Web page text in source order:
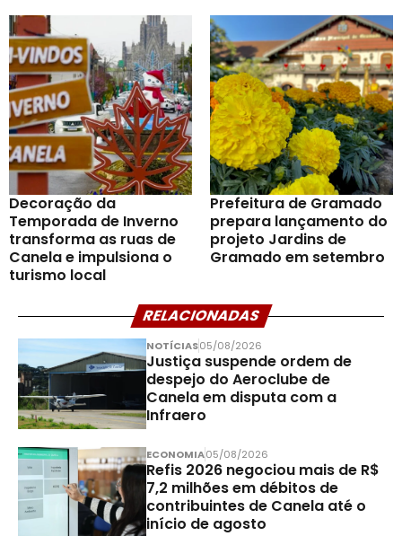
Decoração da
Temporada de Inverno
transforma as ruas de
Canela e impulsiona o
turismo local
Prefeitura de Gramado
prepara lançamento do
projeto Jardins de
Gramado em setembro
RELACIONADAS
NOTÍCIAS05/08/2026
Justiça suspende ordem de
despejo do Aeroclube de
Canela em disputa com a
Infraero
ECONOMIA05/08/2026
Refis 2026 negociou mais de R$
7,2 milhões em débitos de
contribuintes de Canela até o
início de agosto